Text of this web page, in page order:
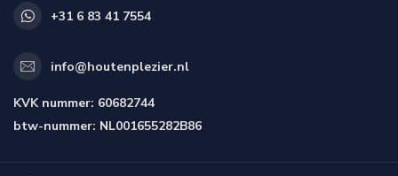
+31 6 83 41 7554
info@houtenplezier.nl
KVK nummer: 60682744
btw-nummer: NL001655282B86